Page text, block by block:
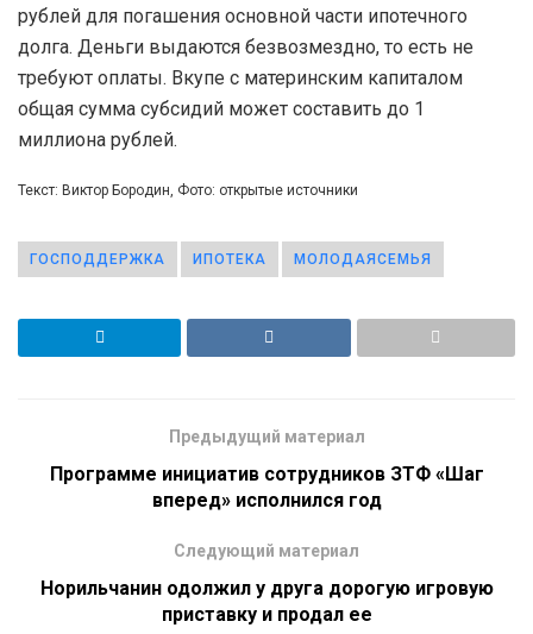
рублей для погашения основной части ипотечного
долга. Деньги выдаются безвозмездно, то есть не
требуют оплаты. Вкупе с материнским капиталом
общая сумма субсидий может составить до 1
миллиона рублей.
Текст: Виктор Бородин, Фото: открытые источники
ГОСПОДДЕРЖКА ИПОТЕКА МОЛОДАЯСЕМЬЯ
Предыдущий материал
Программе инициатив сотрудников ЗТФ «Шаг
вперед» исполнился год
Следующий материал
Норильчанин одолжил у друга дорогую игровую
приставку и продал ее